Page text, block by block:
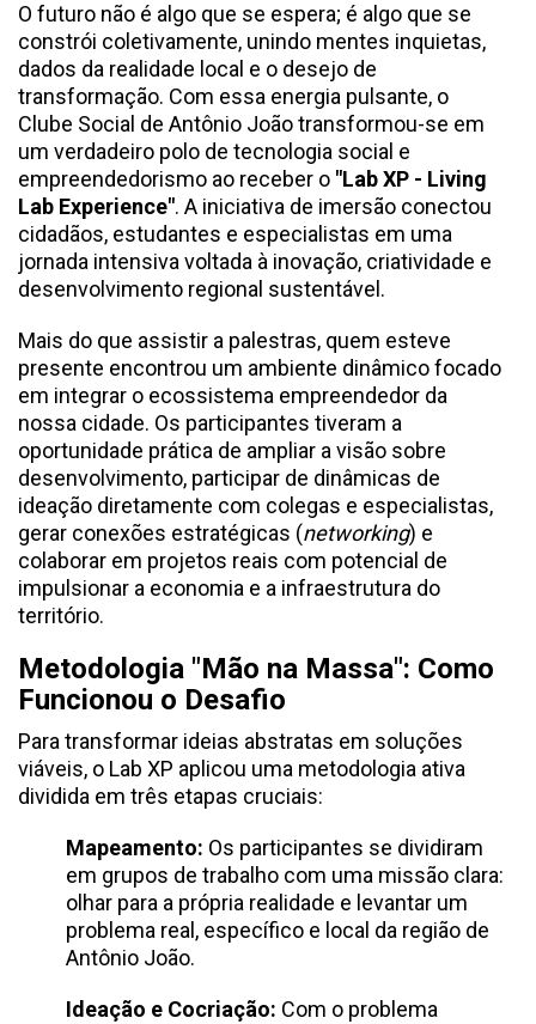
O futuro não é algo que se espera; é algo que se
constrói coletivamente, unindo mentes inquietas,
dados da realidade local e o desejo de
transformação. Com essa energia pulsante, o
Clube Social de Antônio João transformou-se em
um verdadeiro polo de tecnologia social e
empreendedorismo ao receber o "Lab XP - Living
Lab Experience". A iniciativa de imersão conectou
cidadãos, estudantes e especialistas em uma
jornada intensiva voltada à inovação, criatividade e
desenvolvimento regional sustentável.
Mais do que assistir a palestras, quem esteve
presente encontrou um ambiente dinâmico focado
em integrar o ecossistema empreendedor da
nossa cidade. Os participantes tiveram a
oportunidade prática de ampliar a visão sobre
desenvolvimento, participar de dinâmicas de
ideação diretamente com colegas e especialistas,
gerar conexões estratégicas (networking) e
colaborar em projetos reais com potencial de
impulsionar a economia e a infraestrutura do
território.
Metodologia "Mão na Massa": Como
Funcionou o Desafio
Para transformar ideias abstratas em soluções
viáveis, o Lab XP aplicou uma metodologia ativa
dividida em três etapas cruciais:
Mapeamento: Os participantes se dividiram
em grupos de trabalho com uma missão clara:
olhar para a própria realidade e levantar um
problema real, específico e local da região de
Antônio João.
Ideação e Cocriação: Com o problema